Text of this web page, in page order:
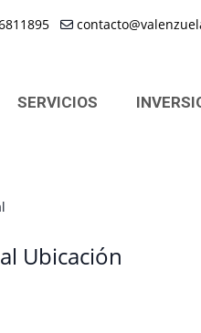
SERVICIOS
Ubicación